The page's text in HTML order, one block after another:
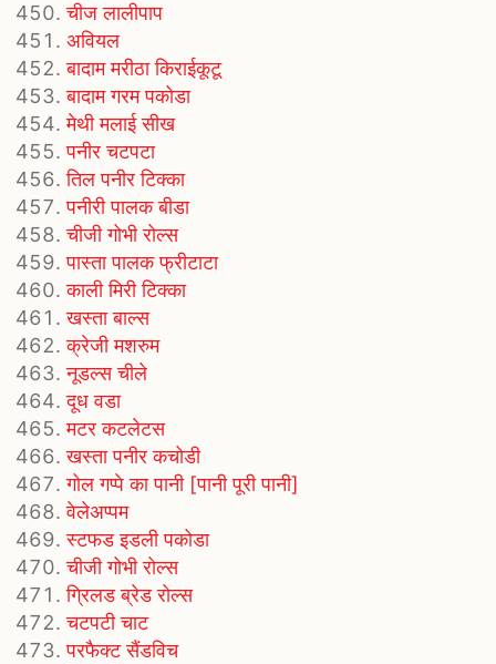
चीज लालीपाप
अवियल
बादाम मरीठा किराईकूटू
बादाम गरम पकोडा
मेथी मलाई सीख
पनीर चटपटा
तिल पनीर टिक्का
पनीरी पालक बीडा
चीजी गोभी रोल्स
पास्ता पालक फ्रीटाटा
काली मिरी टिक्का
खस्ता बाल्स
क्रेजी मशरुम
नूडल्स चीले
दूध वडा
मटर कटलेटस
खस्ता पनीर कचोडी
गोल गप्पे का पानी [पानी पूरी पानी]
वेलेअप्पम
स्टफड इडली पकोडा
चीजी गोभी रोल्स
ग्रिलड ब्रेड रोल्स
चटपटी चाट
परफैक्ट सैंडविच